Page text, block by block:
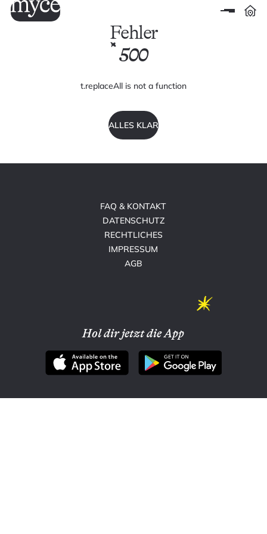
Fehler
500
t.replaceAll is not a function
ALLES KLAR
FAQ & KONTAKT
DATENSCHUTZ
RECHTLICHES
IMPRESSUM
AGB
Hol dir jetzt die App